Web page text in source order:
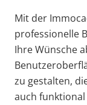
Mit der
professionelle
Ihre Wünsche
zu gestalten,
auch